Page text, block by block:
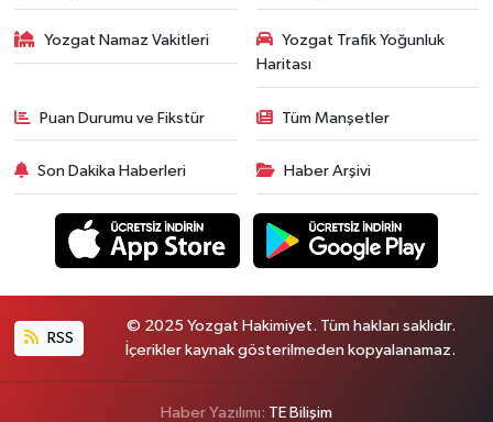
Yozgat Namaz Vakitleri
Yozgat Trafik Yoğunluk
Haritası
Puan Durumu ve Fikstür Tüm Manşetler
Son Dakika Haberleri Haber Arşivi
RSS
© 2025 Yozgat Hakimiyet. Tüm hakları saklıdır.
İçerikler kaynak gösterilmeden kopyalanamaz.
Haber Yazılımı: TE Bilişim